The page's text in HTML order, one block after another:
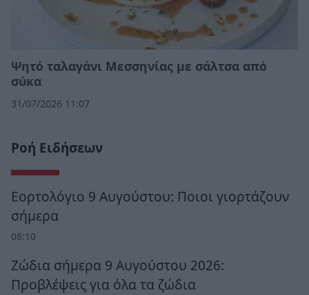
Ψητό ταλαγάνι Μεσσηνίας με σάλτσα από
σύκα
31/07/2026 11:07
Ροή Ειδήσεων
Εορτολόγιο 9 Αυγούστου: Ποιοι γιορτάζουν
σήμερα
08:10
Ζώδια σήμερα 9 Αυγούστου 2026:
Προβλέψεις για όλα τα ζώδια